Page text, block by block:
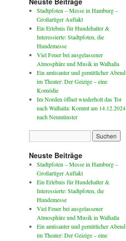
Stadtpfoten – Messe in Hamburg –
Großartiger Auftakt
Ein Erlebnis für Hundehalter &
Interessierte: Stadtpfoten, die
Hundemesse
Viel Feuer bei ausgelassener
Atmosphäre und Musik in Walhalla
Ein amüsanter und gemütlicher Abend
im Theater: Der Geizige – eine
Komödie
Im Norden öffnet wiederholt das Tor
nach Walhalla: Kommt am 14.12.2024
nach Neumünster
Neuste Beiträge
Stadtpfoten – Messe in Hamburg –
Großartiger Auftakt
Ein Erlebnis für Hundehalter &
Interessierte: Stadtpfoten, die
Hundemesse
Viel Feuer bei ausgelassener
Atmosphäre und Musik in Walhalla
Ein amüsanter und gemütlicher Abend
im Theater: Der Geizige – eine